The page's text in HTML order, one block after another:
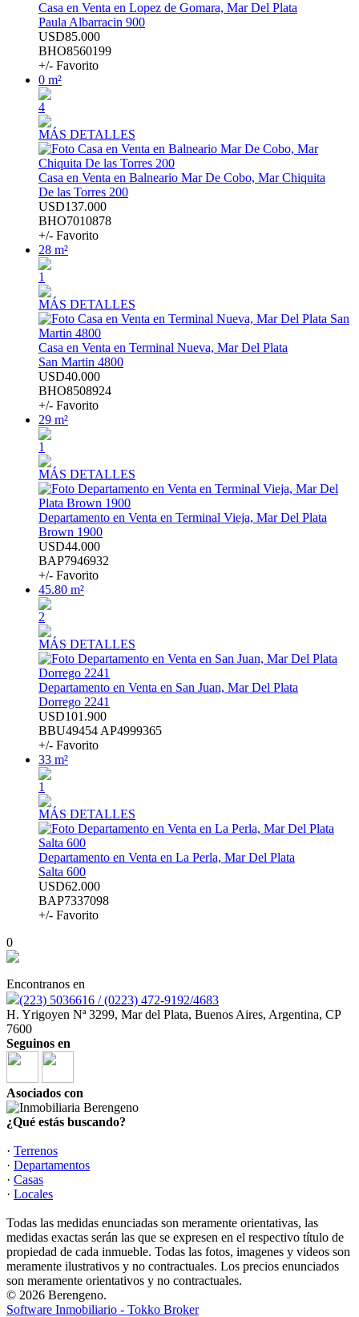
Casa en Venta en Lopez de Gomara, Mar Del Plata
Paula Albarracin 900
USD85.000
BHO8560199
+/- Favorito
0 m²
4
MÁS DETALLES
Casa en Venta en Balneario Mar De Cobo, Mar Chiquita
De las Torres 200
USD137.000
BHO7010878
+/- Favorito
28 m²
1
MÁS DETALLES
Casa en Venta en Terminal Nueva, Mar Del Plata
San Martin 4800
USD40.000
BHO8508924
+/- Favorito
29 m²
1
MÁS DETALLES
Departamento en Venta en Terminal Vieja, Mar Del Plata
Brown 1900
USD44.000
BAP7946932
+/- Favorito
45.80 m²
2
MÁS DETALLES
Departamento en Venta en San Juan, Mar Del Plata
Dorrego 2241
USD101.900
BBU49454 AP4999365
+/- Favorito
33 m²
1
MÁS DETALLES
Departamento en Venta en La Perla, Mar Del Plata
Salta 600
USD62.000
BAP7337098
+/- Favorito
0
Encontranos en
(223) 5036616 / (0223) 472-9192/4683
H. Yrigoyen Nª 3299, Mar del Plata, Buenos Aires, Argentina, CP
7600
Seguinos en
Asociados con
¿Qué estás buscando?
· Terrenos
· Departamentos
· Casas
· Locales
Todas las medidas enunciadas son meramente orientativas, las
medidas exactas serán las que se expresen en el respectivo título de
propiedad de cada inmueble. Todas las fotos, imagenes y videos son
meramente ilustrativos y no contractuales. Los precios enunciados
son meramente orientativos y no contractuales.
© 2026 Berengeno.
Software Inmobiliario - Tokko Broker